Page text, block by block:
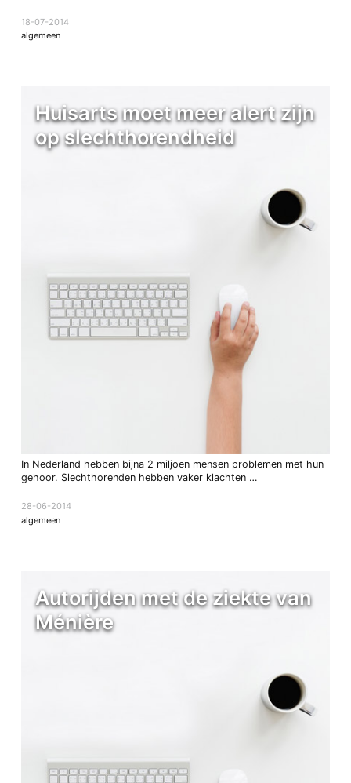
18-07-2014
algemeen
Huisarts moet meer alert zijn
op slechthorendheid
In Nederland hebben bijna 2 miljoen mensen problemen met hun
gehoor. Slechthorenden hebben vaker klachten …
28-06-2014
algemeen
Autorijden met de ziekte van
Ménière